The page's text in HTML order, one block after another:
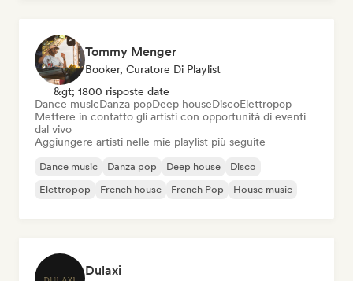
Tommy Menger
Booker, Curatore Di Playlist
&gt; 1800 risposte date
Dance musicDanza popDeep houseDiscoElettropop
Mettere in contatto gli artisti con opportunità di eventi
dal vivo
Aggiungere artisti nelle mie playlist più seguite
Dance music Danza pop Deep house
Disco
Elettropop
French house French Pop House music
Dulaxi